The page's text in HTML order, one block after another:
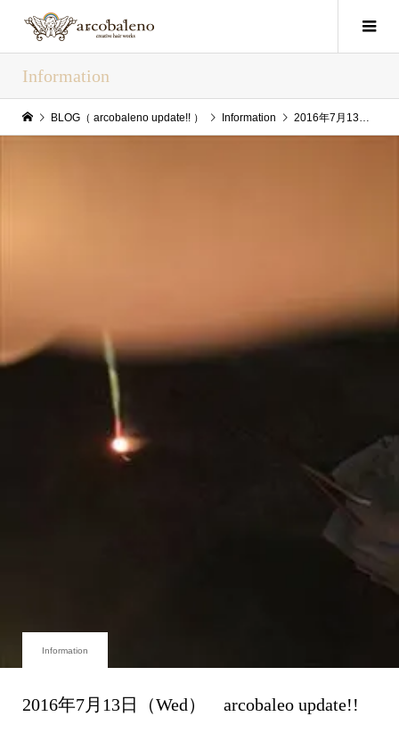
Information
BLOG（ arcobaleno update!! ） Information 2016年7月13日（Wed） arcobaleo update!!
Information
2016年7月13日（Wed） arcobaleo update!!